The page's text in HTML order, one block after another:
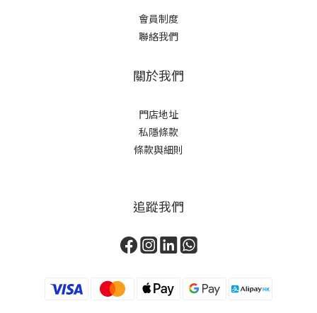
會員制度
聯絡我們
關於我們
門店地址
私隱條款
條款與細則
追蹤我們